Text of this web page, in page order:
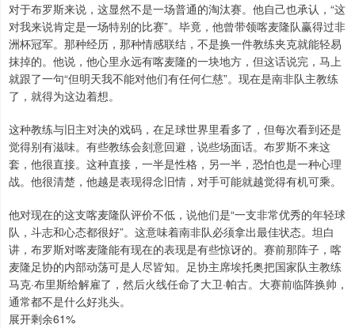
对于布罗斯来说，这显然不是一场普通的淘汰赛。他自己也承认，“这
对我来说肯定是一场特别的比赛”。毕竟，他曾带领喀麦隆队赢得过非
洲杯冠军。那种经历，那种情感联结，不是换一件教练夹克就能轻易
抹掉的。他说，他心里永远有喀麦隆的一块地方，但这话说完，马上
就跟了一句“但明天我不能对他们有任何仁慈”。现在是南非队主教练
了，就得为这边着想。
这种教练与旧主对决的戏码，在足球世界里看多了，但每次看到还是
觉得别有滋味。有些教练会刻意回避，说些场面话。布罗斯不来这
套，他很直接。这种直接，一半是性格，另一半，恐怕也是一种心理
战。他很清楚，他越是表现得念旧情，对手可能就越觉得有机可乘。
他对现在的这支喀麦隆队评价不低，说他们是“一支非常优秀的年轻球
队，斗志和心态都很好”。这意味着南非队必须拿出最佳状态。坦白
讲，布罗斯对喀麦隆能有现在的表现是有些惊讶的。赛前那阵子，喀
麦隆足协的内部动荡可是人尽皆知。足协主席埃托奥把国家队主教练
马克·布里斯给解雇了，然后火线任命了大卫·帕古。大赛前临阵换帅，
通常都不是什么好兆头。
展开剩余61%